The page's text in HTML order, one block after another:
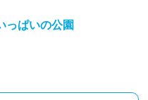
っぱいの公園